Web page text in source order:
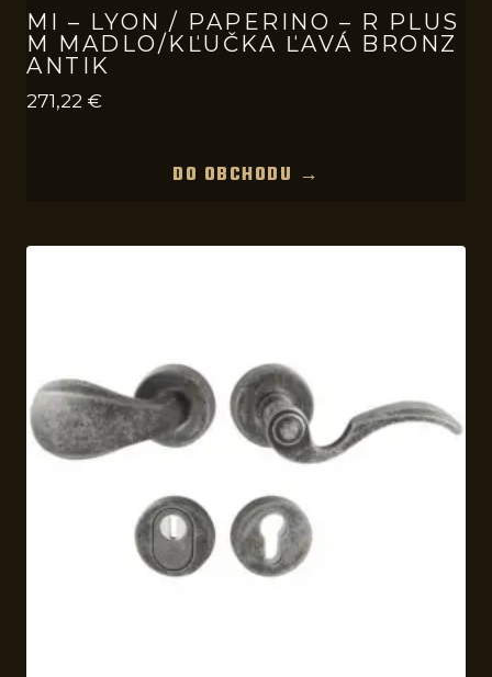
MI – LYON / PAPERINO – R PLUS
M MADLO/KĽUČKA ĽAVÁ BRONZ
ANTIK
271,22 €
DO OBCHODU →